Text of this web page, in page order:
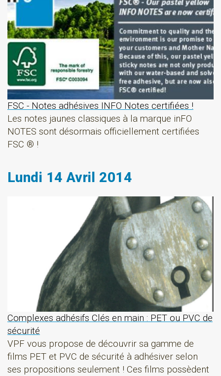
FSC - Notes adhésives INFO Notes certifiées !
Les notes jaunes classiques à la marque inFO
NOTES sont désormais officiellement certifiées
FSC ® !
Lundi 14 Avril 2014
Complexes adhésifs Clés en main : PET ou PVC de
sécurité
VPF vous propose de découvrir sa gamme de
films PET et PVC de sécurité à adhésiver selon
ses propositions seulement ! Ces films possèdent